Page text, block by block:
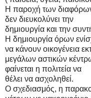
Η παροχή των δια
δεν διευκολύνει την
δημιουργία και την
Η δημιουργία όρων
να κάνουν οικογένεια ε
μεγάλων αστικών
φαίνεται η πολιτεία να
θέλει να ασχοληθεί.
Ο σχεδιασμός, η